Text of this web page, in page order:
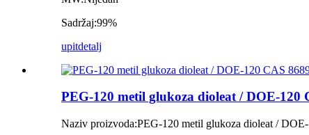
Sadržaj:99%
upitdetalj
PEG-120 metil glukoza dioleat / DOE-120
Naziv proizvoda:PEG-120 metil glukoza dioleat /